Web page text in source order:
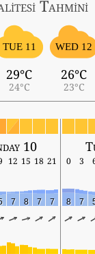
Tahmini
TUE 11
29°C
24°C
WED 12
26°C
23°C
10
12 15 18 21 0 3
7 8 7 7 8 7